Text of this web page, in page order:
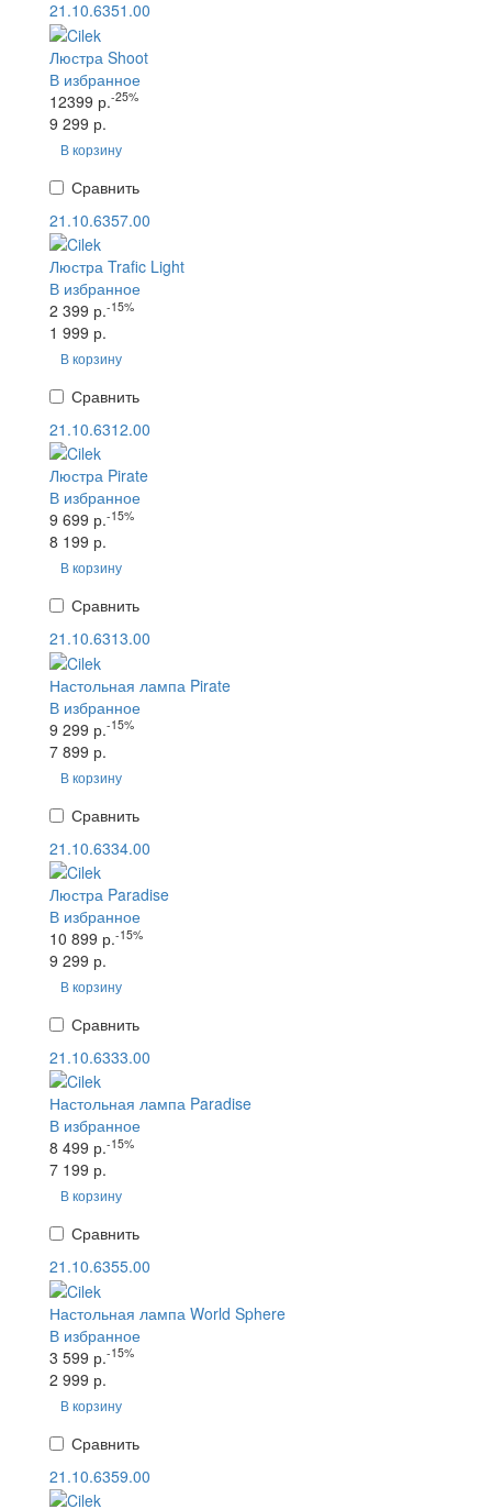
21.10.6351.00
Люстра Shoot
В избранное
12399 р.-25%
9 299 р.
В корзину
Сравнить
21.10.6357.00
Люстра Trafic Light
В избранное
2 399 р.-15%
1 999 р.
В корзину
Сравнить
21.10.6312.00
Люстра Pirate
В избранное
9 699 р.-15%
8 199 р.
В корзину
Сравнить
21.10.6313.00
Настольная лампа Pirate
В избранное
9 299 р.-15%
7 899 р.
В корзину
Сравнить
21.10.6334.00
Люстра Paradise
В избранное
10 899 р.-15%
9 299 р.
В корзину
Сравнить
21.10.6333.00
Настольная лампа Paradise
В избранное
8 499 р.-15%
7 199 р.
В корзину
Сравнить
21.10.6355.00
Настольная лампа World Sphere
В избранное
3 599 р.-15%
2 999 р.
В корзину
Сравнить
21.10.6359.00